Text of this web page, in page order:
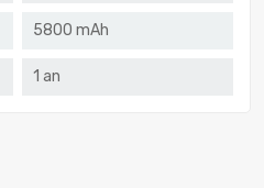
5800 mAh
1 an